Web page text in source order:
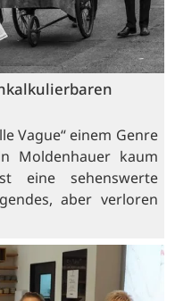
Vague“ einem Genre
Moldenhauer kaum
eine sehenswerte
aber verloren